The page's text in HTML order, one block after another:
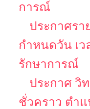
การณ์
ประกาศรา
กำหนดวัน เว
รักษาการณ์
ประกาศ วิ
ชั่วคราว ตำแ